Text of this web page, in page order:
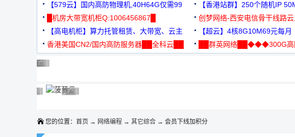
【579云】国内高防物理机,40H64G仅需99
元
【香港站群】250个随机IP
█机房大带宽机柜Q:1006456867█
创梦网络-西安电信骨干线路
88元/月
【高电机柜】算力托管租赁、大带宽、云主
机
【超云】4核8G10M69元每月
香港美国CN2/国内高防服务器██全科云██
██群英网络██◆◆◆300G高
广告 商业广告，理性选择
广告 商业广告，理性选择
广告 商业广告，理性选择
广告 商业广告，理性选择
广告 商业广告，理性选择
广告 商业广告，理性选择
广告 商业广告，理性选择
广告 商业广告，理性选择广告 商业广告，理性选择
广告 商业广告，理性选择
您的位置： 首页 → 网络编程 → 其它综合 → 会员下线加积分